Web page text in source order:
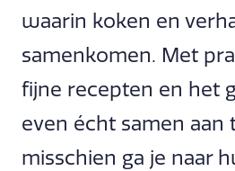
waarin koken en
samenkomen. Met
fijne recepten en het
even écht samen aan
misschien ga je naar